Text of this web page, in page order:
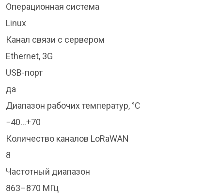
Операционная система
Linux
Канал связи с сервером
Ethernet, 3G
USB-порт
да
Диапазон рабочих температур, °C
−40…+70
Количество каналов LoRaWAN
8
Частотный диапазон
863–870 МГц